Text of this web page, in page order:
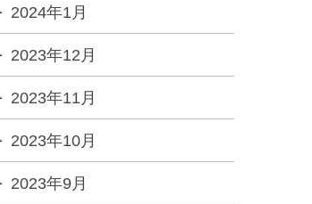
2024年1月
2023年12月
2023年11月
2023年10月
2023年9月